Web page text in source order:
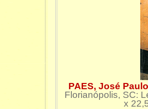
PAES, José
Florianópolis,
x